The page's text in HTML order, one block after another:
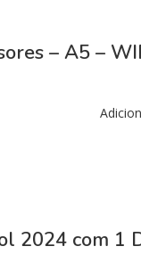
– A5 –
2024 com 1